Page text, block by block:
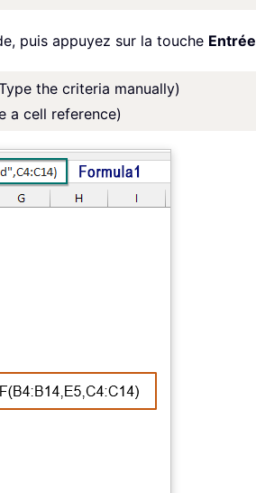
puis appuyez sur la touche Entrée
the criteria manually)
a cell reference)